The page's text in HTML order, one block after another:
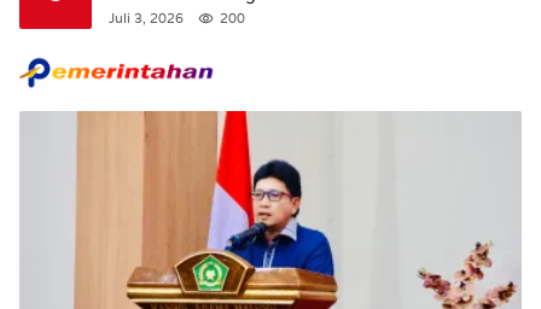
Bangsa “Membangun Peradaban dari Kampus”
Juli 3, 2026 200